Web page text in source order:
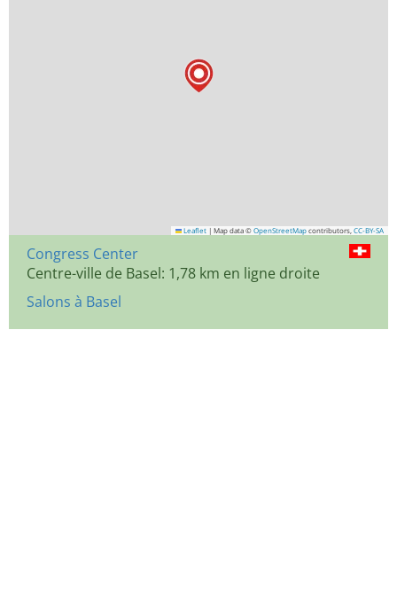
Leaflet | Map data © OpenStreetMap contributors, CC-BY-SA
Congress Center
Centre-ville de Basel: 1,78 km en ligne droite
Salons à Basel